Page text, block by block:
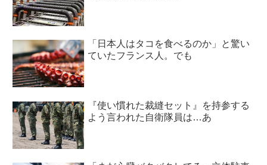
「日本人はタコを食べるのか」と驚い
ていたフランス人。でも
『使い慣れた裁縫セット』を持参する
よう言われた自衛隊員は…あ